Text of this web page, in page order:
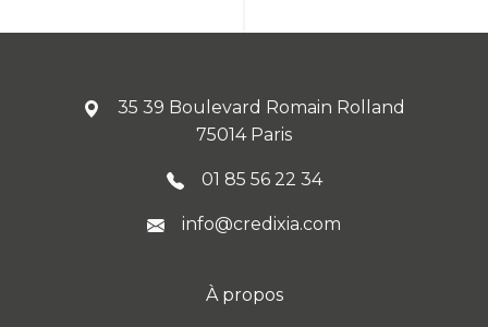
35 39 Boulevard Romain Rolland
75014 Paris
01 85 56 22 34
info@credixia.com
À propos